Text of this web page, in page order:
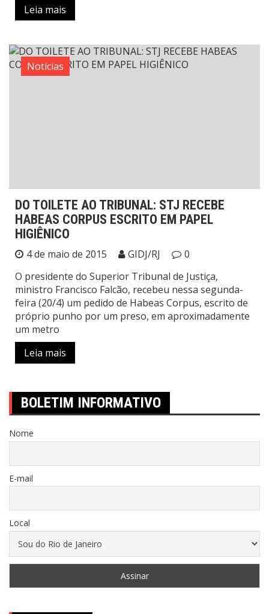
Leia mais
Notícias
DO TOILETE AO TRIBUNAL: STJ RECEBE
HABEAS CORPUS ESCRITO EM PAPEL
HIGIÊNICO
4 de maio de 2015 GIDJ/RJ
0
O presidente do Superior Tribunal de Justiça,
ministro Francisco Falcão, recebeu nessa segunda-
feira (20/4) um pedido de Habeas Corpus, escrito de
próprio punho por um preso, em aproximadamente
um metro
Leia mais
BOLETIM INFORMATIVO
Nome
E-mail
Local